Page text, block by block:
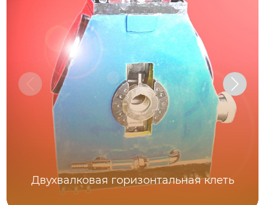
Двухвалковая горизонтальная клеть